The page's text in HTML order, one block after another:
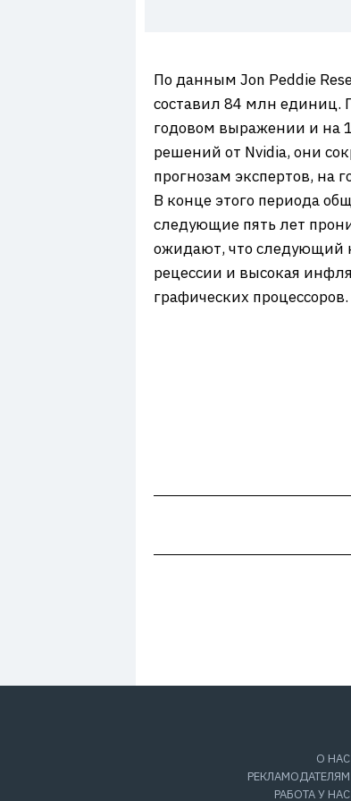
По данным Jon Peddie
составил 84 млн единиц.
годовом выражении и на
решений от Nvidia, они
прогнозам экспертов, на
В конце этого периода
следующие пять лет
ожидают, что следующий
рецессии и высокая
графических процессоров.
О НАС
РЕКЛАМОДАТЕЛЯМ
РАБОТА У НАС